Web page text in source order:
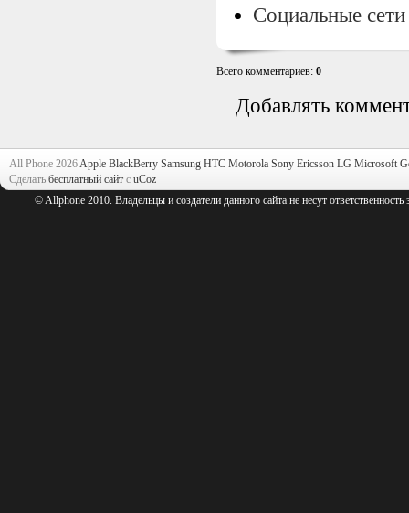
Социальные
Всего комментариев: 0
Добавлять
All Phone 2026Apple BlackBerry Samsung HTC Motorola Sony Ericsson LG Microsoft
Сделать бесплатный сайт с uCoz
© Allphone 2010. Владельцы и создатели данного сайта не несут